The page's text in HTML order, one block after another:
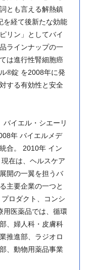
とも言える解熱鎮
を経て後新たな効能
リン」としてバイ
ラインナップの一
は進行性腎細胞癌
®錠 を2008年に発
する有効性と安全
イエル・シエーリ
年 バイエルメデ
合。 2010年 イン
在は、ヘルスケア
開の一翼を担うバ
主要企業の一つと
ロダクト、コンシ
用医薬品では、循環
、婦人科・皮膚科
推進部、ラジオロ
、動物用薬品事業